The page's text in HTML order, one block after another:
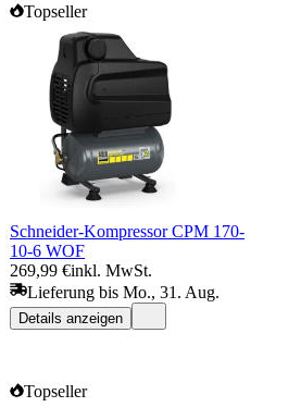
Topseller
Schneider-Kompressor CPM 170-
10-6 WOF
269,99 €inkl. MwSt.
Lieferung bis Mo., 31. Aug.
Details anzeigen
Topseller